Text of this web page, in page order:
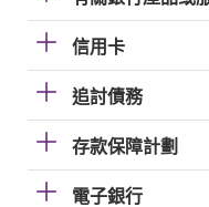
信用卡
追討債務
存款保障計劃
電子銀行